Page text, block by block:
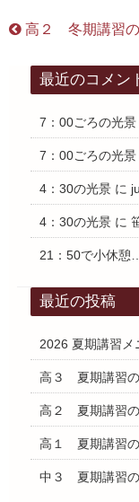
高２ 冬期講習
最近のコメン
7：00ごろの光景
7：00ごろの光景
4：30の光景に
4：30の光景に
21：50で小休憩
最近の投稿
2026 夏期講習メ
高３ 夏期講習
高２ 夏期講習
高１ 夏期講習
中３ 夏期講習